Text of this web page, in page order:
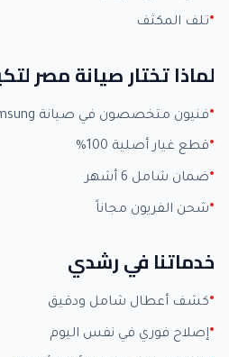
تلف المكثف
لماذا تختار صيانة مصر
فنيون متخصصون في صيانة Samsung بخبرة +15 عاماً
قطع غيار أصلية 100%
ضمان شامل 6 أشهر
شحن الفريون مجاناً
خدماتنا في رشدي
كشف أعطال شامل ودقيق
إصلاح فوري في نفس اليوم